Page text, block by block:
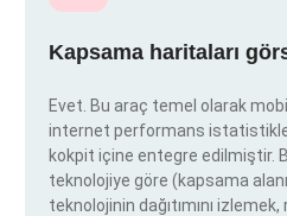
Kapsama haritaları
Evet. Bu araç temel olarak
internet performans
kokpit içine entegre edilmiştir.
teknolojiye göre (kapsama
teknolojinin dağıtımını